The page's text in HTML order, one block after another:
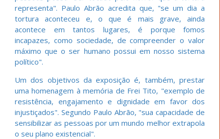
representa". Paulo Abrão acredita que, "se um dia a
tortura aconteceu e, o que é mais grave, ainda
acontece em tantos lugares, é porque fomos
incapazes, como sociedade, de compreender o valor
máximo que o ser humano possui em nosso sistema
político".
Um dos objetivos da exposição é, também, prestar
uma homenagem à memória de Frei Tito, "exemplo de
resistência, engajamento e dignidade em favor dos
injustiçados". Segundo Paulo Abrão, "sua capacidade de
sensibilizar as pessoas por um mundo melhor extrapola
o seu plano existencial".